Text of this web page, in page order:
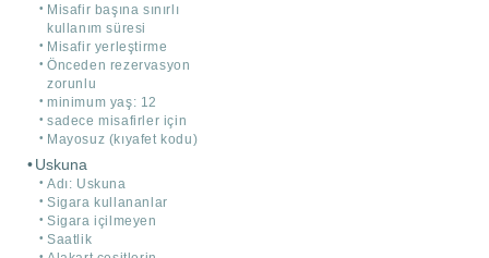
Misafir başına sınırlı
kullanım süresi
Misafir yerleştirme
Önceden rezervasyon
zorunlu
minimum yaş: 12
sadece misafirler için
Mayosuz (kıyafet kodu)
Uskuna
Adı: Uskuna
Sigara kullananlar
Sigara içilmeyen
Saatlik